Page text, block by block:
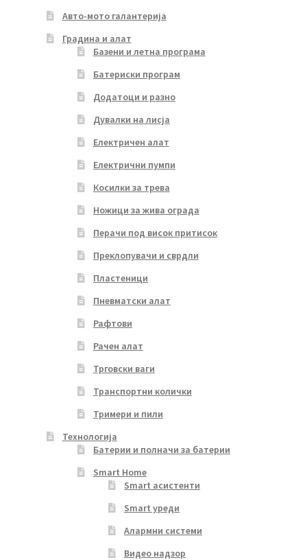
Авто-мото галантерија
Градина и алат
Базени и летна програма
Батериски програм
Додатоци и разно
Дувалки на лисја
Електричен алат
Електрични пумпи
Косилки за трева
Ножици за жива ограда
Перачи под висок притисок
Преклопувачи и сврдли
Пластеници
Пневматски алат
Рафтови
Рачен алат
Трговски ваги
Транспортни колички
Тримери и пили
Технологија
Батерии и полначи за батерии
Smart Home
Smart асистенти
Smart уреди
Алармни системи
Видео надзор